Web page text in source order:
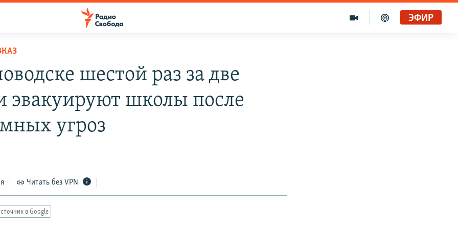
ЭФИР
шестой раз за две
эвакуируют школы после
угроз
Читать без VPN
в Google